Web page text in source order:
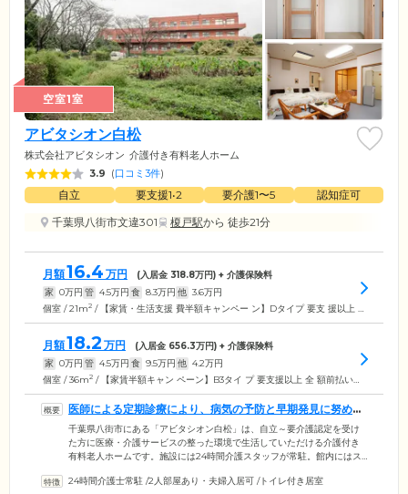
空室1室
アビタシオン白松
株式会社アビタシオン 介護付き有料老人ホーム
3.9 (口コミ3件)
自立 要支援1•2 要介護1〜5
認知症可
千葉県八街市文違301
榎戸駅から 徒歩21分
月額16.4 万円 (入居金 318.8万円) + 介護保険料
家 0万円 管 4.5万円 食 8.3万円 他 3.6万円
個室 / 21m2 / 【家賃・生活支援 費半額キャンペー ン】Dタイプ 要支 援以上 全額前払 いプラン
月額18.2 万円 (入居金 656.3万円) + 介護保険料
家 0万円 管 4.5万円 食 9.5万円 他 4.2万円
個室 / 36m2 / 【家賃半額キャン ペーン】B3タイ プ 要支援以上 全 額前払いプラン
医師による定期診療により、病気の予防と早期発見に努めて
います
千葉県八街市にある「アビタシオン白松」は、自立～要介護認定を受け
た方に医療・介護サービスの整った環境で生活していただける介護付き
有料老人ホームです。施設には24時間介護スタッフが常駐。館内にはス
いただけるバリアフリー設計です。「八街総合病院」と提携しており、
24時間介護士常駐 /2人部屋あり・夫婦入居可 /トイレ付き居室